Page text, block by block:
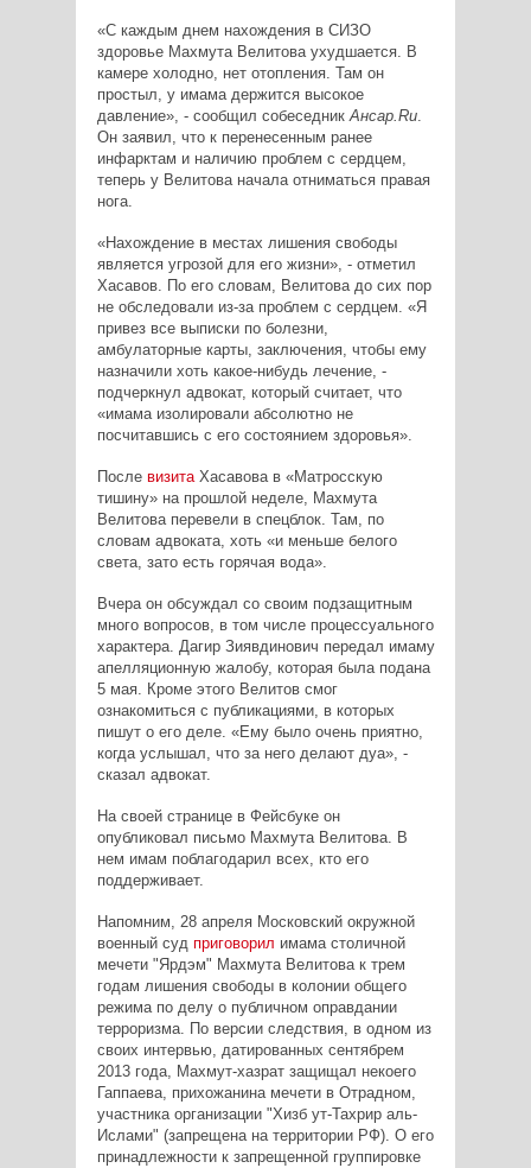
«С каждым днем нахождения в СИЗО
здоровье Махмута Велитова ухудшается. В
камере холодно, нет отопления. Там он
простыл, у имама держится высокое
давление», - сообщил собеседникАнсар.Ru.
Он заявил, что к перенесенным ранее
инфарктам и наличию проблем с сердцем,
теперь у Велитова начала отниматься правая
нога.
«Нахождение в местах лишения свободы
является угрозой для его жизни», - отметил
Хасавов. По его словам, Велитова до сих пор
не обследовали из-за проблем с сердцем. «Я
привез все выписки по болезни,
амбулаторные карты, заключения, чтобы ему
назначили хоть какое-нибудь лечение, -
подчеркнул адвокат, который считает, что
«имама изолировали абсолютно не
посчитавшись с его состоянием здоровья».
После визитаХасавова в «Матросскую
тишину» на прошлой неделе, Махмута
Велитова перевели в спецблок. Там, по
словам адвоката, хоть «и меньше белого
света, зато есть горячая вода».
Вчера он обсуждал со своим подзащитным
много вопросов, в том числе процессуального
характера. Дагир Зиявдинович передал имаму
апелляционную жалобу, которая была подана
5 мая. Кроме этого Велитов смог
ознакомиться с публикациями, в которых
пишут о его деле. «Ему было очень приятно,
когда услышал, что за него делают дуа», -
сказал адвокат.
На своей странице в Фейсбуке он
опубликовал письмо Махмута Велитова. В
нем имам поблагодарил всех, кто его
поддерживает.
Напомним, 28 апреля Московский окружной
военный суд приговорил имама столичной
мечети "Ярдэм" Махмута Велитова к трем
годам лишения свободы в колонии общего
режима по делу о публичном оправдании
терроризма. По версии следствия, в одном из
своих интервью, датированных сентябрем
2013 года, Махмут-хазрат защищал некоего
Гаппаева, прихожанина мечети в Отрадном,
участника организации "Хизб ут-Тахрир аль-
Ислами" (запрещена на территории РФ). О его
принадлежности к запрещенной группировке